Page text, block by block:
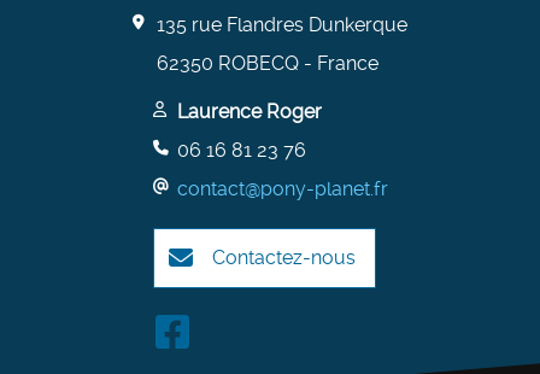
135 rue Flandres Dunkerque
62350 ROBECQ - France
Laurence Roger
06 16 81 23 76
contact@pony-planet.fr
Contactez-nous